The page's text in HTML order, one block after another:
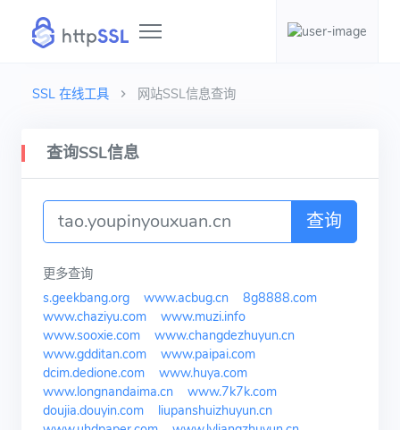
SSL 在线工具 网站SSL信息查询
查询SSL信息
查询
更多查询
s.geekbang.org
www.acbug.cn
8g8888.com
www.chaziyu.com
www.muzi.info
www.sooxie.com
www.changdezhuyun.cn
www.gdditan.com
www.paipai.com
dcim.dedione.com
www.huya.com
www.longnandaima.cn
www.7k7k.com
doujia.douyin.com
liupanshuizhuyun.cn